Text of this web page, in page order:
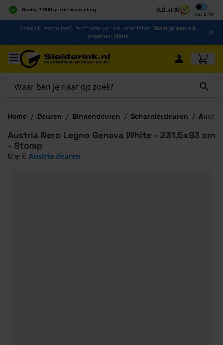
Boven 2.000 gratis verzending
Al 40 jaar dé specialist
Alles onder één dak
9,2uit10
Incl BTW
Inclusief
Ga naar de inhoud
Zakelijk bestellen? Profiteer van de voordelen! Meld je aan als
premium klant
Ga naar hoofdinhoud
Home / Deuren / Binnendeuren / Scharnierdeuren /
Austria Nero Legno Genova White - 231,5x93 cm
- Stomp
Merk: Austria deuren